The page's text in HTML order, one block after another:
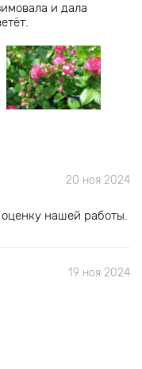
и дала
20 ноя 2024
нашей работы.
19 ноя 2024